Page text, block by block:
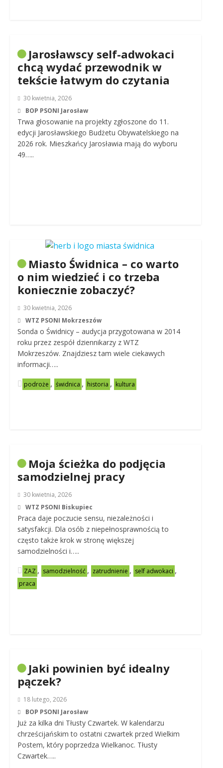
Jarosławscy self-adwokaci
chcą wydać przewodnik w
tekście łatwym do czytania
30 kwietnia, 2026
BOP PSONI Jarosław
Trwa głosowanie na projekty zgłoszone do 11.
edycji Jarosławskiego Budżetu Obywatelskiego na
2026 rok. Mieszkańcy Jarosławia mają do wyboru
49…..
Miasto Świdnica – co warto
o nim wiedzieć i co trzeba
koniecznie zobaczyć?
30 kwietnia, 2026
WTZ PSONI Mokrzeszów
Sonda o Świdnicy – audycja przygotowana w 2014
roku przez zespół dziennikarzy z WTZ
Mokrzeszów. Znajdziesz tam wiele ciekawych
informacji…..
podroże , świdnica , historia , kultura
Moja ścieżka do podjęcia
samodzielnej pracy
30 kwietnia, 2026
WTZ PSONI Biskupiec
Praca daje poczucie sensu, niezależności i
satysfakcji. Dla osób z niepełnosprawnością to
często także krok w stronę większej
samodzielności i…..
ZAZ , samodzielność , zatrudnienie , self adwokaci ,
praca
Jaki powinien być idealny
pączek?
18 lutego, 2026
BOP PSONI Jarosław
Już za kilka dni Tłusty Czwartek. W kalendarzu
chrześcijańskim to ostatni czwartek przed Wielkim
Postem, który poprzedza Wielkanoc. Tłusty
Czwartek…..